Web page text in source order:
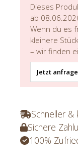
Dieses
ab
Wenn du es
kleinere
– wir finden
Jetzt
Schneller &
Sichere
100%